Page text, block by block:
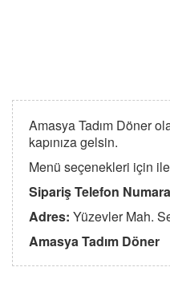
Amasya Tadım Döner
kapınıza gelsin.
Menü seçenekleri için
Sipariş Telefon
Adres: Yüzevler Mah.
Amasya Tadım Döner